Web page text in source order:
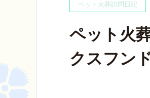
ペット火葬訪問日記
ペット火
クスフン